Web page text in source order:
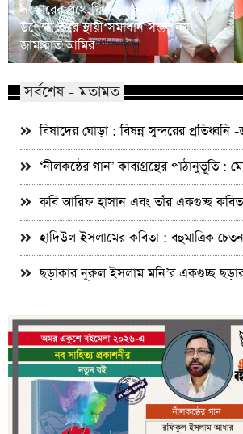
সংস্কারের পথে ফিরুন, জনআকাঙ্ক্ষাকে
উপেক্ষা করে স্থায়ী সমাধান সম্ভব নয় :
জামায়াত আমির
সর্বশেষ - মতামত
বিষাদের ঘোড়া : বিষন্ন সুন্দরের প্রতিধ্বনি
‘নীলকন্ঠের গান’ কাব্যগ্রন্থের পাঠানুভূতি
কবি আরিফ হাসান এবং তাঁর একগুচ্ছ
হাদিউল ইসলামের কবিতা : বহুমাত্রিক
ছড়াকার নূরুল ইসলাম মনি’র একগুচ্ছ